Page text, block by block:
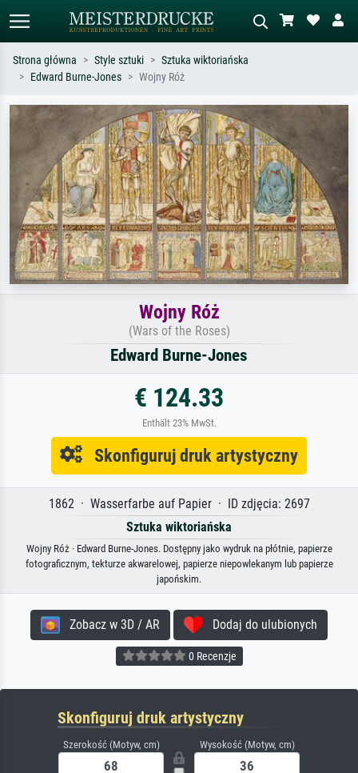
Szukaj wg artysty, tytułu lub stylu – np.
Monet, Gwiaździsta noc,
impresjonizm, fala Hokusaia, akt.
Opisz scenę – np. zielona łąka,
abstrakcja z czerwienią, ciemny olej,
stojący akt obok drzewa.
Strona główna Style sztuki
Sztuka wiktoriańska
Edward Burne-Jones
Wojny Róż
Wojny Róż
(Wars of the Roses)
Edward Burne-Jones
€ 124.33
Enthält 23% MwSt.
Skonfiguruj druk artystyczny
1862 · Wasserfarbe auf Papier · ID zdjęcia: 2697
Sztuka wiktoriańska
Wojny Róż · Edward Burne-Jones. Dostępny jako wydruk na płótnie, papierze
fotograficznym, tekturze akwarelowej, papierze niepowlekanym lub papierze
japońskim.
Zobacz w 3D / AR Dodaj do ulubionych
0 Recenzje
Skonfiguruj druk artystyczny
Szerokość (Motyw, cm) Wysokość (Motyw, cm)